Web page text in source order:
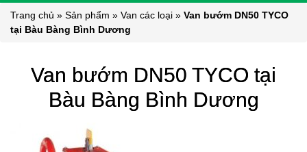
Trang chủ » Sản phẩm » Van các loại » Van bướm DN50 TYCO
tại Bàu Bàng Bình Dương
Van bướm DN50 TYCO tại
Bàu Bàng Bình Dương